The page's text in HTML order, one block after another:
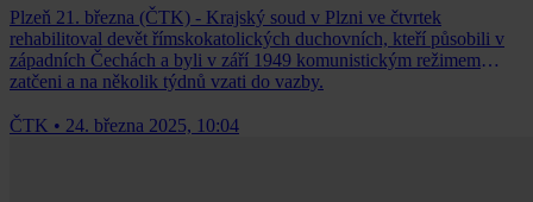
Plzeň 21. března (ČTK) - Krajský soud v Plzni ve čtvrtek
rehabilitoval devět římskokatolických duchovních, kteří působili v
západních Čechách a byli v září 1949 komunistickým režimem
zatčeni a na několik týdnů vzati do vazby.
ČTK • 24. března 2025, 10:04